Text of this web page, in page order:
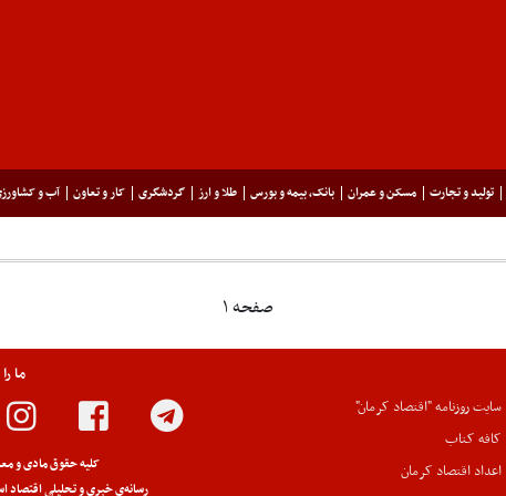
تولید و تجارت مسکن و عمران بانک، بیمه و بورس طلا و ارز گردشگری کار و تعاون آب و
صفحه ۱
سایت روزنامه "اقتصاد کرمان"
کافه کتاب
اعداد اقتصاد کرمان
ما
کلیه حقوق مادی و
رسانه‌ی خبری و تحلیلی اقتصاد